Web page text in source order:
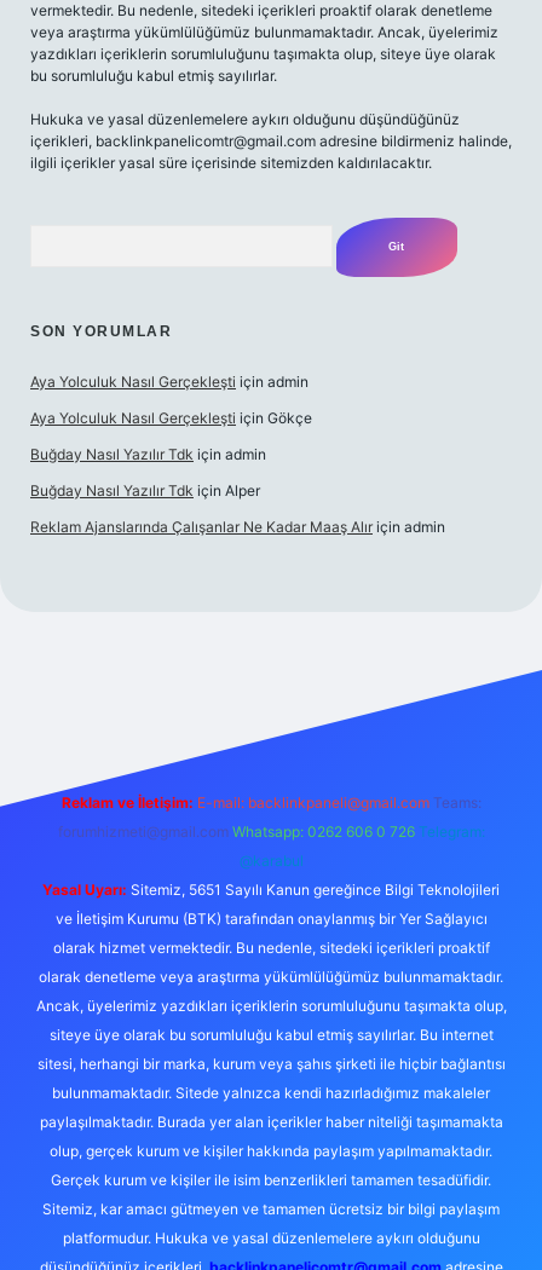
vermektedir. Bu nedenle, sitedeki içerikleri proaktif olarak denetleme
veya araştırma yükümlülüğümüz bulunmamaktadır. Ancak, üyelerimiz
yazdıkları içeriklerin sorumluluğunu taşımakta olup, siteye üye olarak
bu sorumluluğu kabul etmiş sayılırlar.
Hukuka ve yasal düzenlemelere aykırı olduğunu düşündüğünüz
içerikleri, backlinkpanelicomtr@gmail.com adresine bildirmeniz halinde,
ilgili içerikler yasal süre içerisinde sitemizden kaldırılacaktır.
SON YORUMLAR
Aya Yolculuk Nasıl Gerçekleşti için admin
Aya Yolculuk Nasıl Gerçekleşti için Gökçe
Buğday Nasıl Yazılır Tdk için admin
Buğday Nasıl Yazılır Tdk için Alper
Reklam Ajanslarında Çalışanlar Ne Kadar Maaş Alır için admin
Reklam ve İletişim: E-mail: backlinkpaneli@gmail.com Teams:
forumhizmeti@gmail.com Whatsapp: 0262 606 0 726 Telegram:
@karabul
Yasal Uyarı: Sitemiz, 5651 Sayılı Kanun gereğince Bilgi Teknolojileri
ve İletişim Kurumu (BTK) tarafından onaylanmış bir Yer Sağlayıcı
olarak hizmet vermektedir. Bu nedenle, sitedeki içerikleri proaktif
olarak denetleme veya araştırma yükümlülüğümüz bulunmamaktadır.
Ancak, üyelerimiz yazdıkları içeriklerin sorumluluğunu taşımakta olup,
siteye üye olarak bu sorumluluğu kabul etmiş sayılırlar. Bu internet
sitesi, herhangi bir marka, kurum veya şahıs şirketi ile hiçbir bağlantısı
bulunmamaktadır. Sitede yalnızca kendi hazırladığımız makaleler
paylaşılmaktadır. Burada yer alan içerikler haber niteliği taşımamakta
olup, gerçek kurum ve kişiler hakkında paylaşım yapılmamaktadır.
Gerçek kurum ve kişiler ile isim benzerlikleri tamamen tesadüfidir.
Sitemiz, kar amacı gütmeyen ve tamamen ücretsiz bir bilgi paylaşım
platformudur. Hukuka ve yasal düzenlemelere aykırı olduğunu